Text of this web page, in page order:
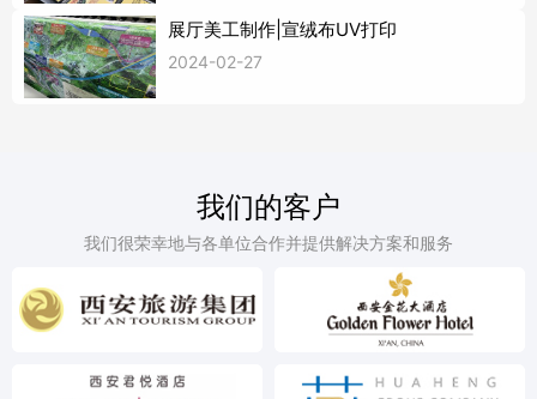
展厅美工制作|宣绒布UV打印
2024-02-27
我们的客户
我们很荣幸地与各单位合作并提供解决方案和服务